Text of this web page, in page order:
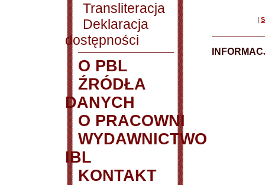
Transliteracja
Deklaracja
dostępności
O PBL
ŹRÓDŁA
DANYCH
O PRACOWNI
WYDAWNICTWO
IBL
KONTAKT
|